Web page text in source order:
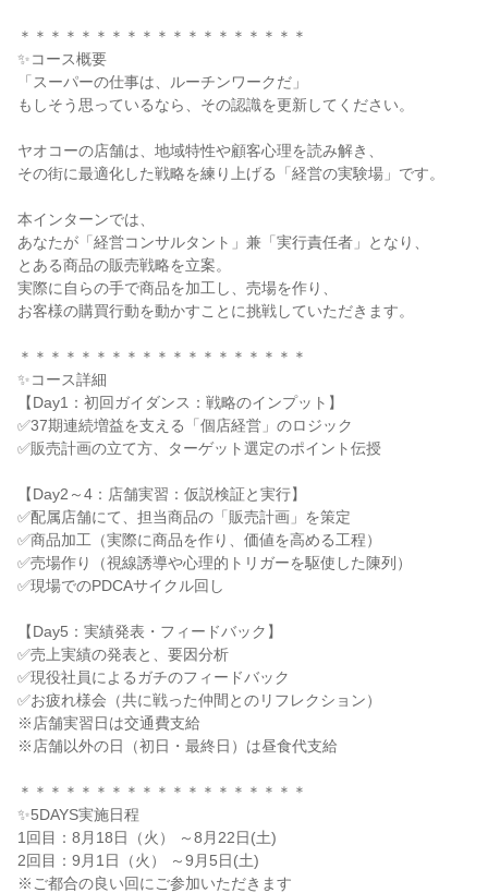
＊＊＊＊＊＊＊＊＊＊＊＊＊＊＊＊＊＊＊
✨コース概要
「スーパーの仕事は、ルーチンワークだ」
もしそう思っているなら、その認識を更新してください。
ヤオコーの店舗は、地域特性や顧客心理を読み解き、
その街に最適化した戦略を練り上げる「経営の実験場」です。
本インターンでは、
あなたが「経営コンサルタント」兼「実行責任者」となり、
とある商品の販売戦略を立案。
実際に自らの手で商品を加工し、売場を作り、
お客様の購買行動を動かすことに挑戦していただきます。
＊＊＊＊＊＊＊＊＊＊＊＊＊＊＊＊＊＊＊
✨コース詳細
【Day1：初回ガイダンス：戦略のインプット】
✅37期連続増益を支える「個店経営」のロジック
✅販売計画の立て方、ターゲット選定のポイント伝授
【Day2～4：店舗実習：仮説検証と実行】
✅配属店舗にて、担当商品の「販売計画」を策定
✅商品加工（実際に商品を作り、価値を高める工程）
✅売場作り（視線誘導や心理的トリガーを駆使した陳列）
✅現場でのPDCAサイクル回し
【Day5：実績発表・フィードバック】
✅売上実績の発表と、要因分析
✅現役社員によるガチのフィードバック
✅お疲れ様会（共に戦った仲間とのリフレクション）
※店舗実習日は交通費支給
※店舗以外の日（初日・最終日）は昼食代支給
＊＊＊＊＊＊＊＊＊＊＊＊＊＊＊＊＊＊＊
✨5DAYS実施日程
1回目：8月18日（火） ～8月22日(土)
2回目：9月1日（火） ～9月5日(土)
※ご都合の良い回にご参加いただきます